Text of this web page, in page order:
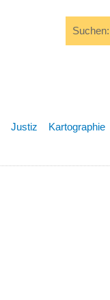
Suchen:
Justiz Kartographie